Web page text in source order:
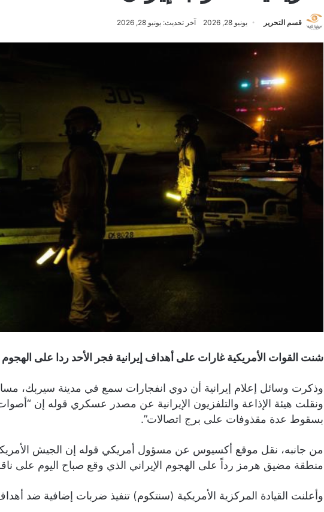
قسم التحرير يونيو 28, 2026 آخر تحديث: يونيو 28, 2026
شنت القوات الأمريكية غارات على أهداف إيرانية فجر الأحد ردا على الهجوم
وذكرت وسائل إعلام إيرانية أن دوي انفجارات سمع في مدينة سيربك،
ونقلت هيئة الإذاعة والتلفزيون الإيرانية عن مصدر عسكري قوله إن
بسقوط عدة مقذوفات على برج اتصالات”.
من جانبه، نقل موقع أكسيوس عن مسؤول أمريكي قوله إن الجيش
منطقة مضيق هرمز رداً على الهجوم الإيراني الذي وقع صباح اليوم على
وأعلنت القيادة المركزية الأمريكية (سنتكوم) تنفيذ ضربات إضافية ضد